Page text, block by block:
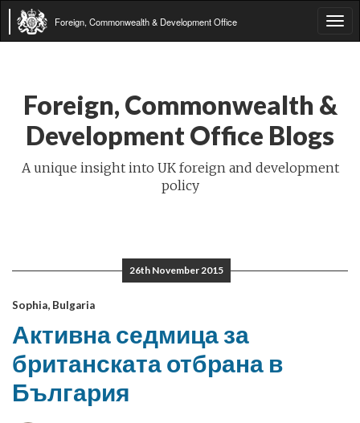
Foreign, Commonwealth & Development Office
Foreign, Commonwealth &
Development Office Blogs
A unique insight into UK foreign and development
policy
26th November 2015
Sophia, Bulgaria
Активна седмица за
британската отбрана в
България